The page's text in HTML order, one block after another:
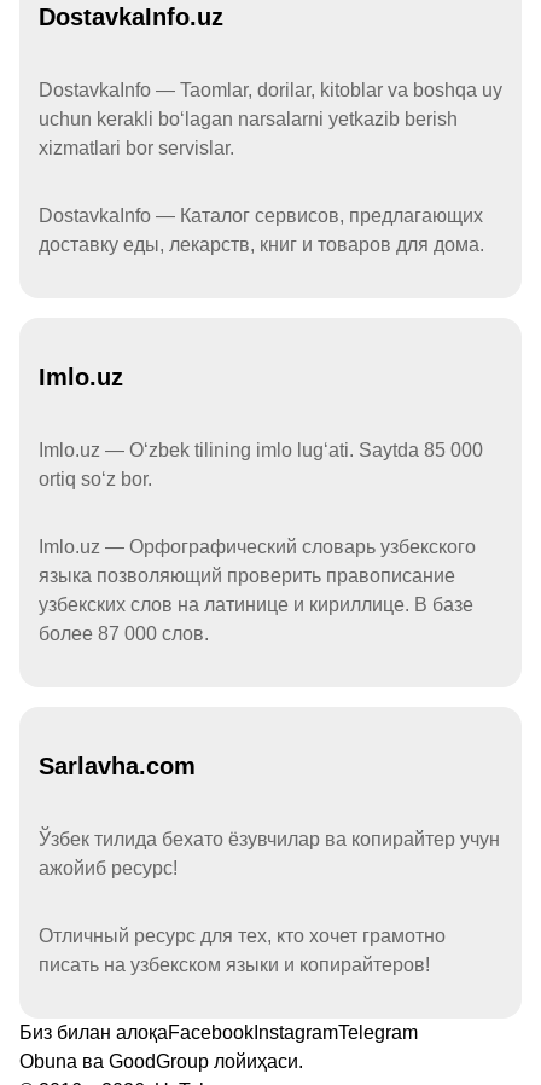
DostavkaInfo.uz
DostavkaInfo — Taomlar, dorilar, kitoblar va boshqa uy
uchun kerakli boʻlagan narsalarni yetkazib berish
xizmatlari bor servislar.
DostavkaInfo — Каталог сервисов, предлагающих
доставку еды, лекарств, книг и товаров для дома.
Imlo.uz
Imlo.uz — Oʻzbek tilining imlo lugʻati. Saytda 85 000
ortiq soʻz bor.
Imlo.uz — Орфографический словарь узбекского
языка позволяющий проверить правописание
узбекских слов на латинице и кириллице. В базе
более 87 000 слов.
Sarlavha.com
Ўзбек тилида бехато ёзувчилар ва копирайтер учун
ажойиб ресурс!
Отличный ресурс для тех, кто хочет грамотно
писать на узбекском языки и копирайтеров!
Биз билан алоқаFacebook InstagramTelegram
Obuna ва GoodGroup лойиҳаси.